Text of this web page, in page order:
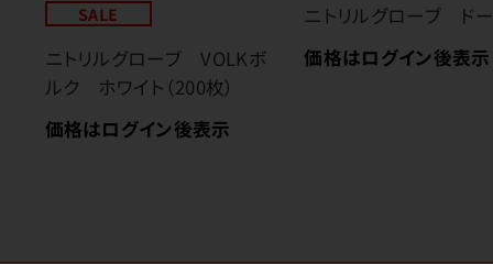
SALE
ニトリルグローブ VOLKボ
ルク ホワイト（200枚）
価格はログイン後表示
ニトリルグローブ ド
価格はログイン後表示